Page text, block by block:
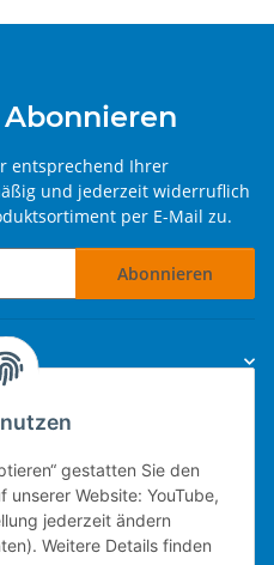
gestatten Sie den
unserer Website: YouTube,
jederzeit ändern
Weitere Details finden
entsprechend Ihrer
und jederzeit widerruflich
per E-Mail zu.
Abonnieren